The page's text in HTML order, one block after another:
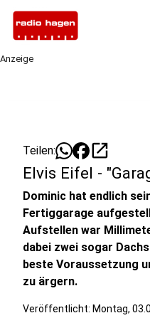
Anzeige
Teilen: open_in_new
Elvis Eifel -
Dominic hat endlich
Fertiggarage
Aufstellen war
dabei zwei sogar
beste Voraussetzung
zu ärgern.
Veröffentlicht: Montag,